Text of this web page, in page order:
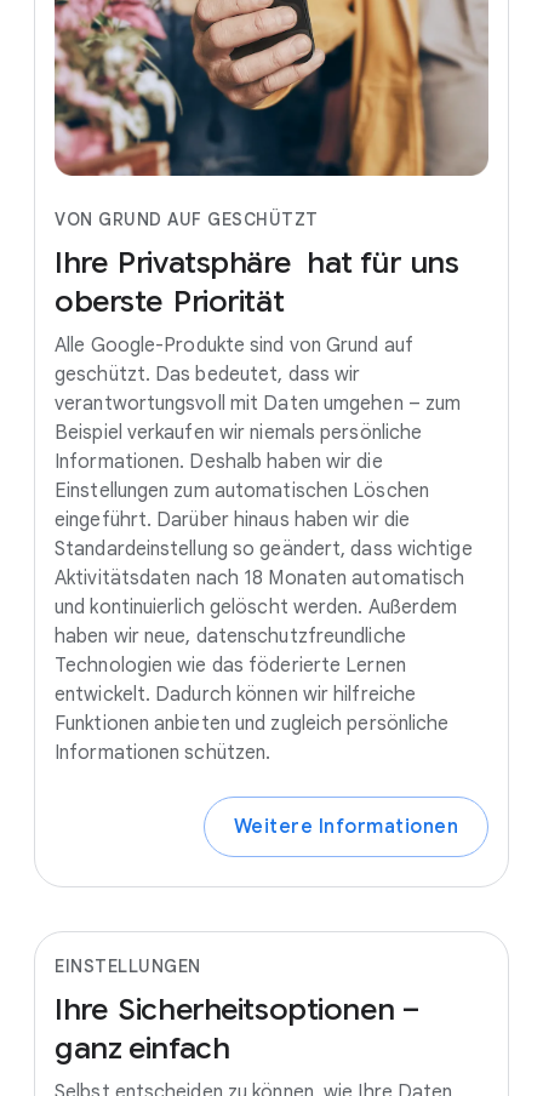
VON GRUND AUF GESCHÜTZT
Ihre Privatsphäre hat für uns
oberste Priorität
Alle Google-Produkte sind von Grund auf
geschützt. Das bedeutet, dass wir
verantwortungsvoll mit Daten umgehen – zum
Beispiel verkaufen wir niemals persönliche
Informationen. Deshalb haben wir die
Einstellungen zum automatischen Löschen
eingeführt. Darüber hinaus haben wir die
Standardeinstellung so geändert, dass wichtige
Aktivitätsdaten nach 18 Monaten automatisch
und kontinuierlich gelöscht werden. Außerdem
haben wir neue, datenschutzfreundliche
Technologien wie das föderierte Lernen
entwickelt. Dadurch können wir hilfreiche
Funktionen anbieten und zugleich persönliche
Informationen schützen.
Weitere Informationen
EINSTELLUNGEN
Ihre Sicherheitsoptionen –
ganz einfach